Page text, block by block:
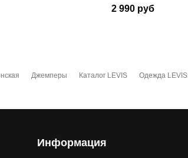
2 990руб
Джемперы Каталог LEVIS Одежда LEVIS
Информация